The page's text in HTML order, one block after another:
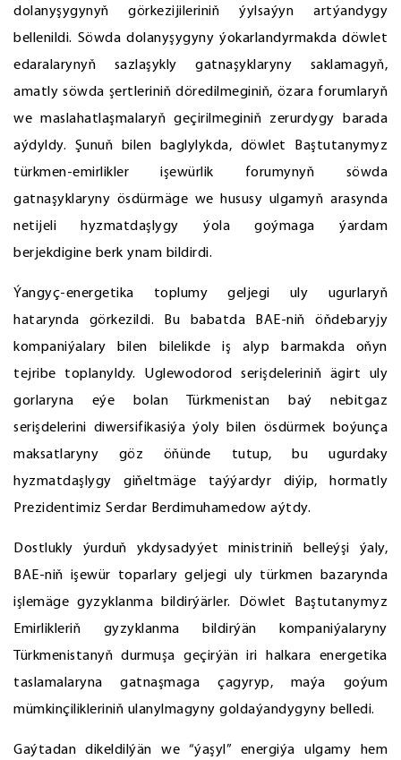
dolanyşygynyň görkezijileriniň ýylsaýyn artýandygy
bellenildi. Söwda dolanyşygyny ýokarlandyrmakda döwlet
edaralarynyň sazlaşykly gatnaşyklaryny saklamagyň,
amatly söwda şertleriniň döredilmeginiň, özara forumlaryň
we maslahatlaşmalaryň geçirilmeginiň zerurdygy barada
aýdyldy. Şunuň bilen baglylykda, döwlet Baştutanymyz
türkmen-emirlikler işewürlik forumynyň söwda
gatnaşyklaryny ösdürmäge we hususy ulgamyň arasynda
netijeli hyzmatdaşlygy ýola goýmaga ýardam
berjekdigine berk ynam bildirdi.
Ýangyç-energetika toplumy geljegi uly ugurlaryň
hatarynda görkezildi. Bu babatda BAE-niň öňdebaryjy
kompaniýalary bilen bilelikde iş alyp barmakda oňyn
tejribe toplanyldy. Uglewodorod serişdeleriniň ägirt uly
gorlaryna eýe bolan Türkmenistan baý nebitgaz
serişdelerini diwersifikasiýa ýoly bilen ösdürmek boýunça
maksatlaryny göz öňünde tutup, bu ugurdaky
hyzmatdaşlygy giňeltmäge taýýardyr diýip, hormatly
Prezidentimiz Serdar Berdimuhamedow aýtdy.
Dostlukly ýurduň ykdysadyýet ministriniň belleýşi ýaly,
BAE-niň işewür toparlary geljegi uly türkmen bazarynda
işlemäge gyzyklanma bildirýärler. Döwlet Baştutanymyz
Emirlikleriň gyzyklanma bildirýän kompaniýalaryny
Türkmenistanyň durmuşa geçirýän iri halkara energetika
taslamalaryna gatnaşmaga çagyryp, maýa goýum
mümkinçilikleriniň ulanylmagyny goldaýandygyny belledi.
Gaýtadan dikeldilýän we “ýaşyl” energiýa ulgamy hem